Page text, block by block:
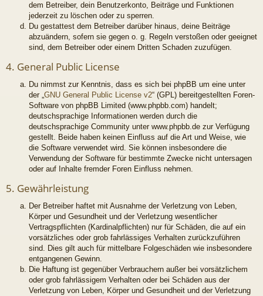
dem Betreiber, dein Benutzerkonto, Beiträge und Funktionen
jederzeit zu löschen oder zu sperren.
Du gestattest dem Betreiber darüber hinaus, deine Beiträge
abzuändern, sofern sie gegen o. g. Regeln verstoßen oder geeignet
sind, dem Betreiber oder einem Dritten Schaden zuzufügen.
4. General Public License
Du nimmst zur Kenntnis, dass es sich bei phpBB um eine unter
der „GNU General Public License v2“ (GPL) bereitgestellten Foren-
Software von phpBB Limited (www.phpbb.com) handelt;
deutschsprachige Informationen werden durch die
deutschsprachige Community unter www.phpbb.de zur Verfügung
gestellt. Beide haben keinen Einfluss auf die Art und Weise, wie
die Software verwendet wird. Sie können insbesondere die
Verwendung der Software für bestimmte Zwecke nicht untersagen
oder auf Inhalte fremder Foren Einfluss nehmen.
5. Gewährleistung
Der Betreiber haftet mit Ausnahme der Verletzung von Leben,
Körper und Gesundheit und der Verletzung wesentlicher
Vertragspflichten (Kardinalpflichten) nur für Schäden, die auf ein
vorsätzliches oder grob fahrlässiges Verhalten zurückzuführen
sind. Dies gilt auch für mittelbare Folgeschäden wie insbesondere
entgangenen Gewinn.
Die Haftung ist gegenüber Verbrauchern außer bei vorsätzlichem
oder grob fahrlässigem Verhalten oder bei Schäden aus der
Verletzung von Leben, Körper und Gesundheit und der Verletzung